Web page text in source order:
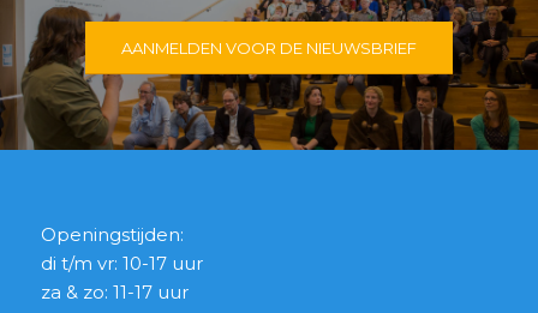
AANMELDEN VOOR DE NIEUWSBRIEF
Openingstijden:
di t/m vr: 10-17 uur
za & zo: 11-17 uur